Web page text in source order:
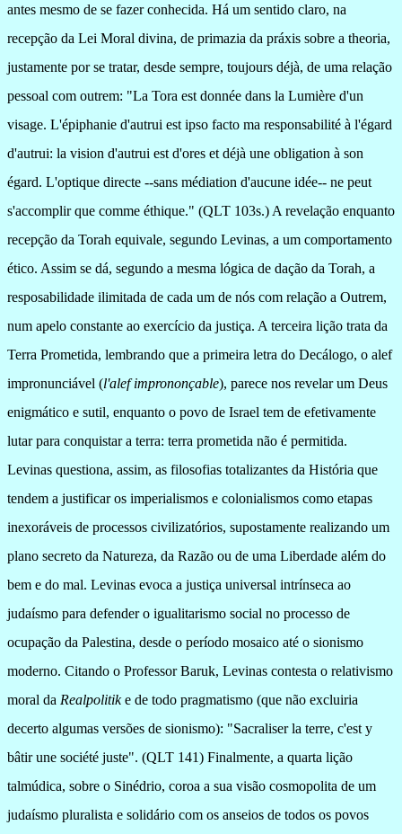
antes mesmo de se fazer conhecida. Há um sentido claro, na
recepção da Lei Moral divina, de primazia da práxis sobre a theoria,
justamente por se tratar, desde sempre, toujours déjà, de uma relação
pessoal com outrem: "La Tora est donnée dans la Lumière d'un
visage. L'épiphanie d'autrui est ipso facto ma responsabilité à l'égard
d'autrui: la vision d'autrui est d'ores et déjà une obligation à son
égard. L'optique directe --sans médiation d'aucune idée-- ne peut
s'accomplir que comme éthique." (QLT 103s.) A revelação enquanto
recepção da Torah equivale, segundo Levinas, a um comportamento
ético. Assim se dá, segundo a mesma lógica de dação da Torah, a
resposabilidade ilimitada de cada um de nós com relação a Outrem,
num apelo constante ao exercício da justiça. A terceira lição trata da
Terra Prometida, lembrando que a primeira letra do Decálogo, o alef
impronunciável (l'alef imprononçable), parece nos revelar um Deus
enigmático e sutil, enquanto o povo de Israel tem de efetivamente
lutar para conquistar a terra: terra prometida não é permitida.
Levinas questiona, assim, as filosofias totalizantes da História que
tendem a justificar os imperialismos e colonialismos como etapas
inexoráveis de processos civilizatórios, supostamente realizando um
plano secreto da Natureza, da Razão ou de uma Liberdade além do
bem e do mal. Levinas evoca a justiça universal intrínseca ao
judaísmo para defender o igualitarismo social no processo de
ocupação da Palestina, desde o período mosaico até o sionismo
moderno. Citando o Professor Baruk, Levinas contesta o relativismo
moral da Realpolitike de todo pragmatismo (que não excluiria
decerto algumas versões de sionismo): "Sacraliser la terre, c'est y
bâtir une société juste". (QLT 141) Finalmente, a quarta lição
talmúdica, sobre o Sinédrio, coroa a sua visão cosmopolita de um
judaísmo pluralista e solidário com os anseios de todos os povos